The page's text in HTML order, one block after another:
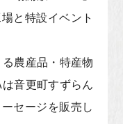
と特設イベント
農産品・特産物
音更町すずらん
セージを販売し